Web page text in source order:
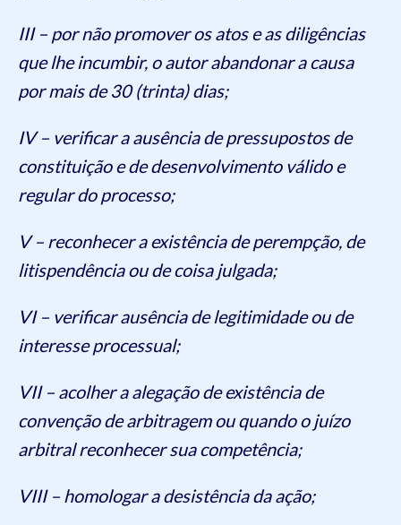
III – por não promover os atos e as diligências
que lhe incumbir, o autor abandonar a causa
por mais de 30 (trinta) dias;
IV – verificar a ausência de pressupostos de
constituição e de desenvolvimento válido e
regular do processo;
V – reconhecer a existência de perempção, de
litispendência ou de coisa julgada;
VI – verificar ausência de legitimidade ou de
interesse processual;
VII – acolher a alegação de existência de
convenção de arbitragem ou quando o juízo
arbitral reconhecer sua competência;
VIII – homologar a desistência da ação;